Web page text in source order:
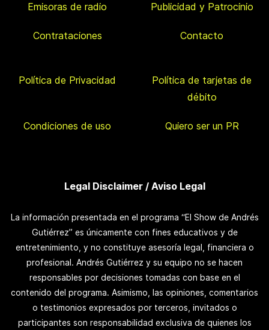
Emisoras de radio Publicidad y Patrocinio
Contrataciones Contacto
Política de Privacidad
Política de tarjetas de
débito
Condiciones de uso Quiero ser un PR
Legal Disclaimer / Aviso Legal
La información presentada en el programa “El Show de Andrés
Gutiérrez” es únicamente con fines educativos y de
entretenimiento, y no constituye asesoría legal, financiera o
profesional. Andrés Gutiérrez y su equipo no se hacen
responsables por decisiones tomadas con base en el
contenido del programa. Asimismo, las opiniones, comentarios
o testimonios expresados por terceros, invitados o
participantes son responsabilidad exclusiva de quienes los